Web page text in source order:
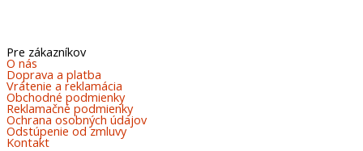
Pre zákazníkov
O nás
Doprava a platba
Vrátenie a reklamácia
Obchodné podmienky
Reklamačné podmienky
Ochrana osobných údajov
Odstúpenie od zmluvy
Kontakt